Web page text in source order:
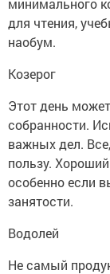
для чтения,
наобум.
Козерог
Этот день
собранности.
важных дел.
пользу.
особенно если
занятости.
Водолей
Не самый